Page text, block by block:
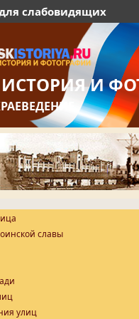
слабовидящих
ИСТОРИЯ И
славы
улиц